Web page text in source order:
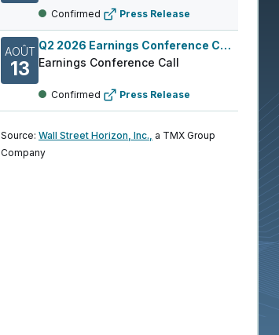
Confirmed Press Release
AOÛT
13
Q2 2026 Earnings Conference Call
Earnings Conference Call
Confirmed Press Release
Source: Wall Street Horizon, Inc., a TMX Group
Company